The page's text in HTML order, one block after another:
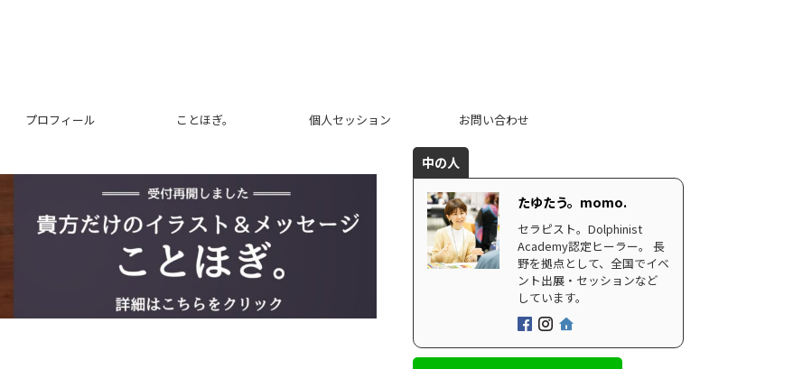
プロフィール ことほぎ。 個人セッション お問い合わせ
中の人
たゆたう。momo.
セラピスト。Dolphinist
Academy認定ヒーラー。 長
野を拠点として、全国でイベ
ント出展・セッションなど
しています。